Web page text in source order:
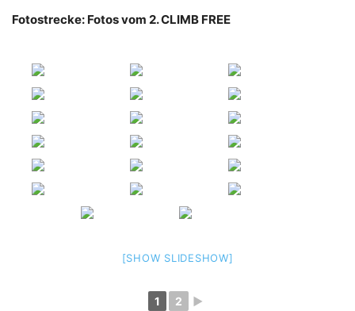
Fotostrecke: Fotos vom 2. CLIMB FREE
[SHOW SLIDESHOW]
1 2 ►